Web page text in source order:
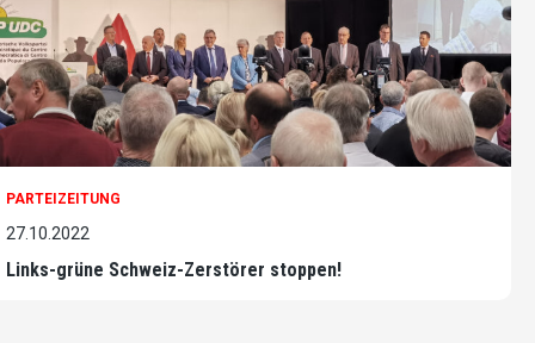
PARTEIZEITUNG
27.10.2022
Links-grüne Schweiz-Zerstörer stoppen!